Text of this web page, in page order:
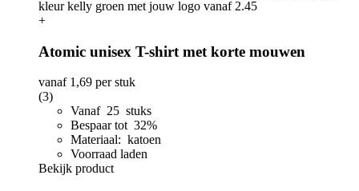
+
Atomic unisex T-shirt met korte mouwen
vanaf 1,69 per stuk
(3)
Vanaf 25 stuks
Bespaar tot 32%
Materiaal: katoen
Voorraad laden
Bekijk product